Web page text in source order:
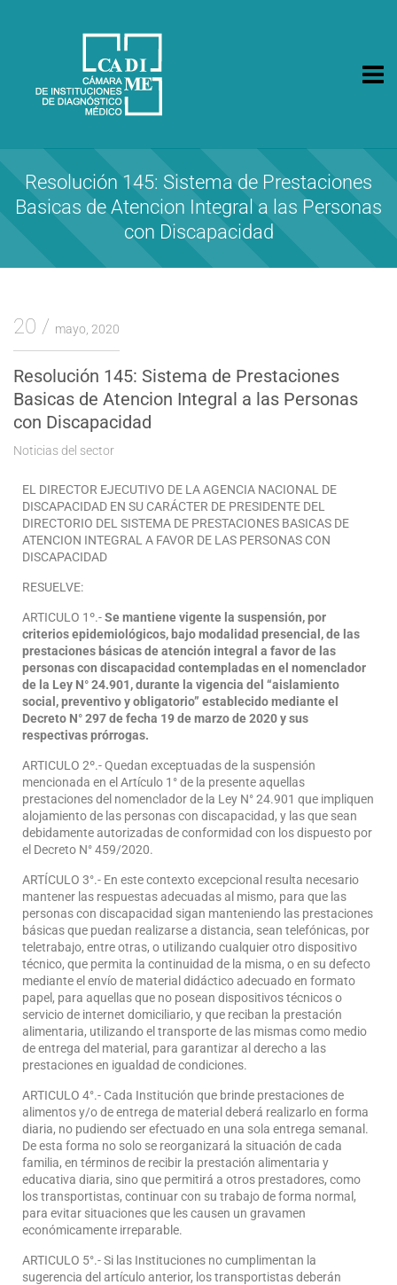
CA.DI.ME.
Cámara de Instituciones de Diagnóstico Médico
Resolución 145: Sistema de Prestaciones
Basicas de Atencion Integral a las Personas
con Discapacidad
20 mayo, 2020
Resolución 145: Sistema de Prestaciones
Basicas de Atencion Integral a las Personas
con Discapacidad
Noticias del sector
EL DIRECTOR EJECUTIVO DE LA AGENCIA NACIONAL DE
DISCAPACIDAD EN SU CARÁCTER DE PRESIDENTE DEL
DIRECTORIO DEL SISTEMA DE PRESTACIONES BASICAS DE
ATENCION INTEGRAL A FAVOR DE LAS PERSONAS CON
DISCAPACIDAD
RESUELVE:
ARTICULO 1º.-Se mantiene vigente la suspensión, por
criterios epidemiológicos, bajo modalidad presencial, de las
prestaciones básicas de atención integral a favor de las
personas con discapacidad contempladas en el nomenclador
de la Ley N° 24.901, durante la vigencia del “aislamiento
social, preventivo y obligatorio” establecido mediante el
Decreto N° 297 de fecha 19 de marzo de 2020 y sus
respectivas prórrogas.
ARTICULO 2º.- Quedan exceptuadas de la suspensión
mencionada en el Artículo 1° de la presente aquellas
prestaciones del nomenclador de la Ley N° 24.901 que impliquen
alojamiento de las personas con discapacidad, y las que sean
debidamente autorizadas de conformidad con los dispuesto por
el Decreto N° 459/2020.
ARTÍCULO 3°.- En este contexto excepcional resulta necesario
mantener las respuestas adecuadas al mismo, para que las
personas con discapacidad sigan manteniendo las prestaciones
básicas que puedan realizarse a distancia, sean telefónicas, por
teletrabajo, entre otras, o utilizando cualquier otro dispositivo
técnico, que permita la continuidad de la misma, o en su defecto
mediante el envío de material didáctico adecuado en formato
papel, para aquellas que no posean dispositivos técnicos o
servicio de internet domiciliario, y que reciban la prestación
alimentaria, utilizando el transporte de las mismas como medio
de entrega del material, para garantizar al derecho a las
prestaciones en igualdad de condiciones.
ARTICULO 4°.- Cada Institución que brinde prestaciones de
alimentos y/o de entrega de material deberá realizarlo en forma
diaria, no pudiendo ser efectuado en una sola entrega semanal.
De esta forma no solo se reorganizará la situación de cada
familia, en términos de recibir la prestación alimentaria y
educativa diaria, sino que permitirá a otros prestadores, como
los transportistas, continuar con su trabajo de forma normal,
para evitar situaciones que les causen un gravamen
económicamente irreparable.
ARTICULO 5°.- Si las Instituciones no cumplimentan la
sugerencia del artículo anterior, los transportistas deberán